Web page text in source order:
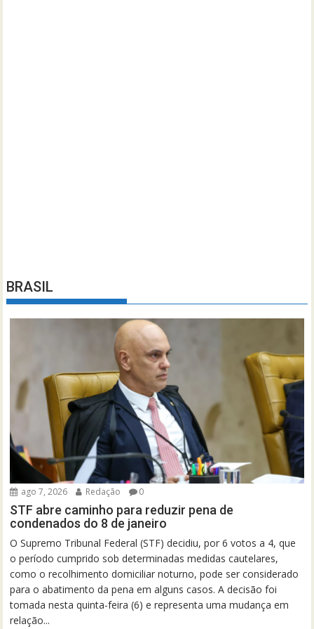
BRASIL
ago 7, 2026 Redação 0
STF abre caminho para reduzir pena de
condenados do 8 de janeiro
O Supremo Tribunal Federal (STF) decidiu, por 6 votos a 4, que
o período cumprido sob determinadas medidas cautelares,
como o recolhimento domiciliar noturno, pode ser considerado
para o abatimento da pena em alguns casos. A decisão foi
tomada nesta quinta-feira (6) e representa uma mudança em
relação...